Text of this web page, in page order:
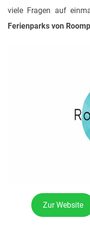
viele Fragen auf
Ferienparks von
Zur Website